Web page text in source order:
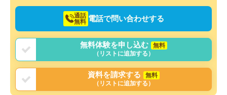
通話
無料 電話で問い合わせする
無料体験を申し込む
無料
（リストに追加する）
資料を請求する
無料
（リストに追加する）